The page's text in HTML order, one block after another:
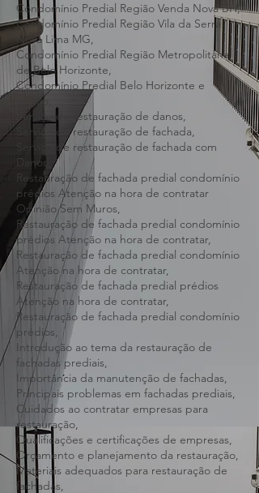
Condomínio Predial Região Oeste BH,
Condomínio Predial Região Pampulha BH,
Condomínio Predial Região Venda Nova BH,
Condomínio Predial Região Vila da Serra
Nova Lima MG,
Condomínio Predial Região Metropolitana
de Belo Horizonte,
Condomínio Predial Belo Horizonte e
região,
Serviço de restauração de danos,
Serviço de restauração de fachada,
Serviço de restauração de fachada com
Danos,
Restauração de fachada predial condomínio
prédios Atenção na hora de contratar
Opinião Sem Muros,
Restauração de fachada predial condomínio
prédios Atenção na hora de contratar,
Restauração de fachada predial condomínio
Atenção na hora de contratar,
Restauração de fachada predial prédios
Atenção na hora de contratar,
Restauração de fachada predial condomínio
prédios,
Introdução ao tema da restauração de
fachadas prediais,
Importância da manutenção de fachadas,
Principais problemas em fachadas prediais,
Cuidados ao contratar empresas para
restauração,
Qualificações e certificações de empresas,
Orçamento e planejamento da restauração,